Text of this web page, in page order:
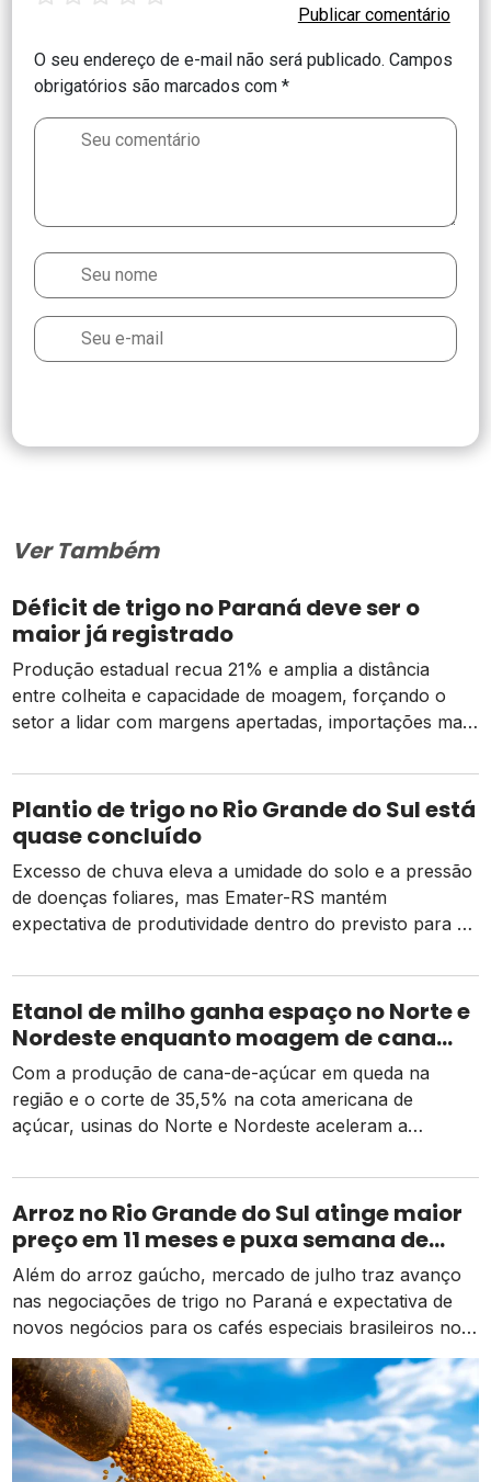
O seu endereço de e-mail não será publicado. Campos
obrigatórios são marcados com*
Ver Também
Déficit de trigo no Paraná deve ser o
maior já registrado
Produção estadual recua 21% e amplia a distância
entre colheita e capacidade de moagem, forçando o
setor a lidar com margens apertadas, importações mais
Plantio de trigo no Rio Grande do Sul está
quase concluído
Excesso de chuva eleva a umidade do solo e a pressão
de doenças foliares, mas Emater-RS mantém
expectativa de produtividade dentro do previsto para a
Etanol de milho ganha espaço no Norte e
Nordeste enquanto moagem de cana
recua e tarifa dos EUA pressiona usinas
Com a produção de cana-de-açúcar em queda na
região e o corte de 35,5% na cota americana de
açúcar, usinas do Norte e Nordeste aceleram a
de receita e competitividade.
Arroz no Rio Grande do Sul atinge maior
preço em 11 meses e puxa semana de
valorização no campo
Além do arroz gaúcho, mercado de julho traz avanço
nas negociações de trigo no Paraná e expectativa de
novos negócios para os cafés especiais brasileiros no
exterior